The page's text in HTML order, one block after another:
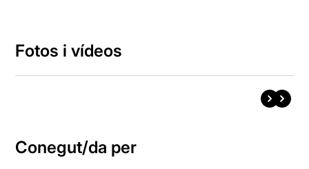
Fotos i vídeos
Conegut/da per